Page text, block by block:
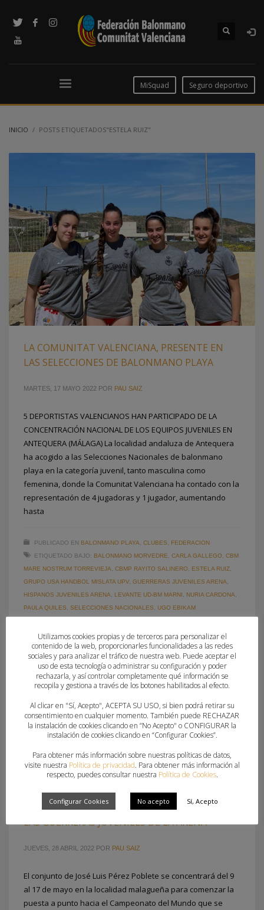
MiSquad Seguro deportivo
INICIO POSTS ETIQUETADOS"ESTELA RUIZ"
LA COMUNITAT VALENCIANA, PRESENTE EN
LAS SELECCIONES DE BALONMANO PLAYA
MARTES, 17 MAYO 2022 POR PAU SAIZ
5 DEPORTISTAS VALENCIANOS HAN PARTICIPADO DE LA
CONCENTRACIÓN NACIONAL DE LOS EQUIPOS JUVENILES EN
ANTEQUERA (MÁLAGA) La localidad andaluza de Antequera
ha acogido a las Selecciones Nacionales de balonmano
playa en la categoría juvenil, tanto masculina como
femenina, donde la Comunitat Valenciana ha contado con la
representación de 4 jugadoras y 1 jugador, aumentando
hasta
PUBLICADO EN BALONMANO PLAYA CLUBES
FEDERACION
ETIQUETADO BAJO: BALONMANO MORVEDRE CARLA GALLEGO CBM
MARE NOSTRUM TORREVIEJA
CBMP RAYITO SALINERO ESTELA RUIZ
GRUPO USA HANDBOL MISLATA UPV, GUERRERAS JUVENILES ARENA
HISPANOS JUVENILES ARENA
LEVANTE UD-BM MARNI NURIA CARDONA
PAULA QUILES
SELECCIONES NACIONALES UGO EBIKAM
4 JUGADORAS VALENCIANAS CONVOCADAS CON
LAS GUERRERAS JUVENILES DE LA ARENA
JUEVES, 28 ABRIL 2022 POR PAU SAIZ
El conjunto de José Luis Pérez Poblete se concentrará del 9
al 17 de mayo en la localidad malagueña para comenzar la
puesta a punto hacia el Campeonato del Mundo que se
Utilizamos cookies propias y de terceros para personalizar el
contenido de la web, proporcionarles funcionalidades a las redes
sociales y para analizar el tráfico de nuestra web. Puede aceptar el
uso de esta tecnología o administrar su configuración y poder
rechazarla, y así controlar completamente qué información se
recopila y gestiona a través de los botones habilitados al efecto.
Al clicar en "Sí, Acepto", ACEPTA SU USO, si bien podrá retirar su
consentimiento en cualquier momento. También puede RECHAZAR
la instalación de cookies clicando en “No Acepto" o CONFIGURAR la
instalación de cookies clicando en “Configurar Cookies”.
Para obtener más información sobre nuestras políticas de datos,
visite nuestra Política de privacidad. Para obtener más información al
respecto, puedes consultar nuestra Política de Cookies.
Configurar Cookies No acepto Sí, Acepto